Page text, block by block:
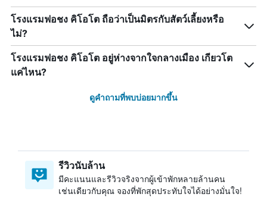
โรงแรมฟอชง คิโอโต ถือว่าเป็นมิตรกับสัตว์เลี้ยงหรือ
ไม่?
โรงแรมฟอชง คิโอโต อยู่ห่างจากใจกลางเมือง เกียวโต
แค่ไหน?
ดูคำถามที่พบบ่อยมากขึ้น
รีวิวนับล้าน
มีคะแนนและรีวิวจริงจากผู้เข้าพักหลายล้านคน
เช่นเดียวกับคุณ จองที่พักสุดประทับใจได้อย่างมั่นใจ!